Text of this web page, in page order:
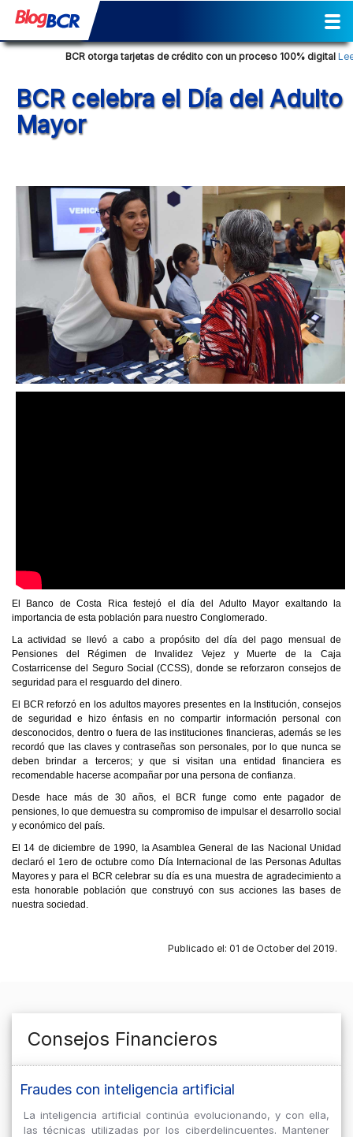
BCR otorga tarjetas de crédito con un proceso 100% digitalLeer
BCR celebra el Día del Adulto
Mayor
El Banco de Costa Rica festejó el día del Adulto Mayor exaltando la
importancia de esta población para nuestro Conglomerado.
La actividad se llevó a cabo a propósito del día del pago mensual de
Pensiones del Régimen de Invalidez Vejez y Muerte de la Caja
Costarricense del Seguro Social (CCSS), donde se reforzaron consejos de
seguridad para el resguardo del dinero.
El BCR reforzó en los adultos mayores presentes en la Institución, consejos
de seguridad e hizo énfasis en no compartir información personal con
desconocidos, dentro o fuera de las instituciones financieras, además se les
recordó que las claves y contraseñas son personales, por lo que nunca se
deben brindar a terceros; y que si visitan una entidad financiera es
recomendable hacerse acompañar por una persona de confianza.
Desde hace más de 30 años, el BCR funge como ente pagador de
pensiones, lo que demuestra su compromiso de impulsar el desarrollo social
y económico del país.
El 14 de diciembre de 1990, la Asamblea General de las Nacional Unidad
declaró el 1ero de octubre como Día Internacional de las Personas Adultas
Mayores y para el BCR celebrar su día es una muestra de agradecimiento a
esta honorable población que construyó con sus acciones las bases de
nuestra sociedad.
Publicado el: 01 de October del 2019.
Consejos Financieros
Fraudes con inteligencia artificial
La inteligencia artificial continúa evolucionando, y con ella,
las técnicas utilizadas por los ciberdelincuentes. Mantener